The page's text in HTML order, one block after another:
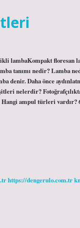
floresan
tanımı nedir? Lamba
denir. Daha önce
nelerdir? Fotoğrafçılıkta
Hangi ampul türleri
https://dengerulo.com.tr